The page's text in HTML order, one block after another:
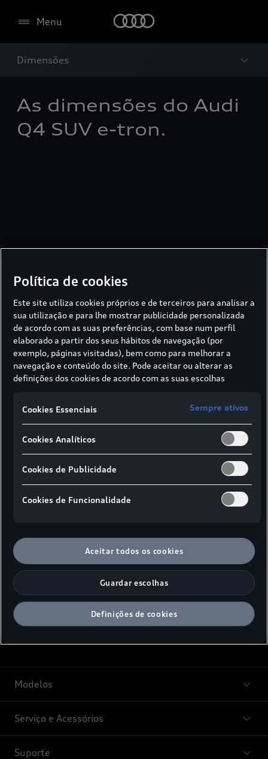
Menu
Dimensões
As dimensões do Audi
Q4 SUV e-tron.
Vista lateral Vista superior
¹Amplo espaço para os ombros
²Amplo espaço para os cotovelos
Dimensões em milímetros
Especificação das dimensões para o peso em
ordem de marcha do veículo
Os valores fornecidos são valores nominais
determinação e em variantes de equipamento
Modelos
Serviço e Acessórios
Suporte
Política de cookies
Este site utiliza cookies próprios e de terceiros para analisar a
sua utilização e para lhe mostrar publicidade personalizada
de acordo com as suas preferências, com base num perfil
elaborado a partir dos seus hábitos de navegação (por
exemplo, páginas visitadas), bem como para melhorar a
navegação e conteúdo do site. Pode aceitar ou alterar as
definições dos cookies de acordo com as suas escolhas
informações sobre como a SIVA recolhe e trata cookies,
consulte a Política de cookies
Cookies Essenciais Sempre ativos
Cookies Analíticos
Cookies de Publicidade
Cookies de Funcionalidade
Aceitar todos os cookies
Guardar escolhas
Definições de cookies